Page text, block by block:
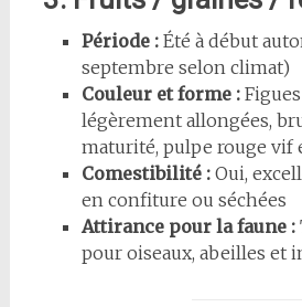
Période :Été à début
septembre selon climat)
Couleur et forme :
légèrement allongées,
maturité, pulpe rouge vif
Comestibilité :Oui,
en confiture ou séchées
Attirance pour la faune :
pour oiseaux, abeilles et